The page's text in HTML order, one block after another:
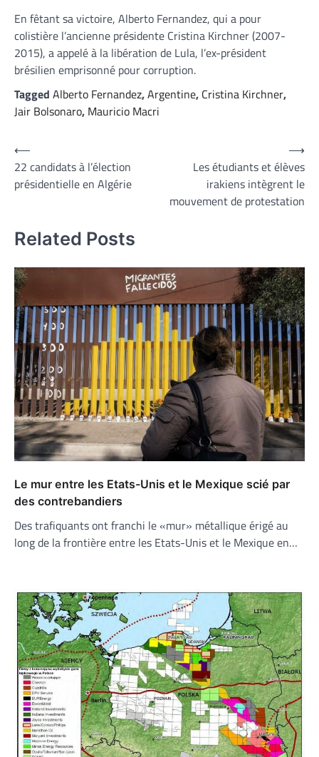
En fêtant sa victoire, Alberto Fernandez, qui a pour
colistière l’ancienne présidente Cristina Kirchner (2007-
2015), a appelé à la libération de Lula, l’ex-président
brésilien emprisonné pour corruption.
Tagged Alberto Fernandez,Argentine, Cristina Kirchner,
Jair Bolsonaro, Mauricio Macri
Navigation
de
l’article
⟵
22 candidats à l’élection
présidentielle en Algérie
Les étudiants et élèves
irakiens intègrent le
mouvement de protestation
⟶
Related Posts
Le mur entre les Etats-Unis et le Mexique scié par
des contrebandiers
Des trafiquants ont franchi le «mur» métallique érigé au
long de la frontière entre les Etats-Unis et le Mexique en…